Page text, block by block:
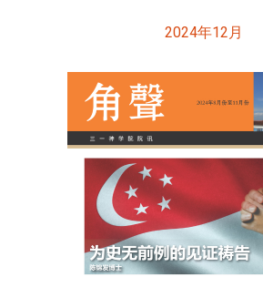
2024年12月